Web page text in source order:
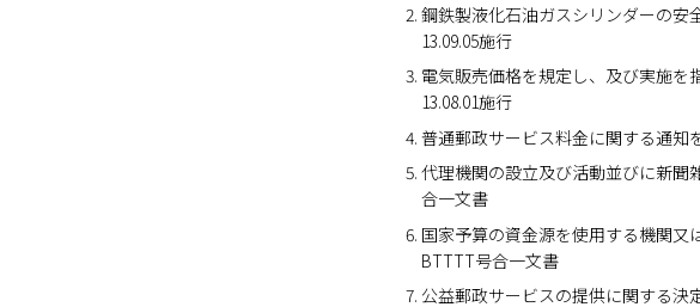
鋼鉄製液化石油ガスシリンダーの安
13.09.05施行
電気販売価格を規定し、及び実施を
13.08.01施行
普通郵政サービス料金に関する通知
代理機関の設立及び活動並びに新聞
合一文書
国家予算の資金源を使用する機関又
BTTTT号合一文書
公益郵政サービスの提供に関する決